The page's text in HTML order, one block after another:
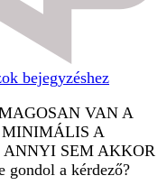
bejegyzéshez
VAN A
A
ANNYI SEM AKKOR
gondol a kérdező?